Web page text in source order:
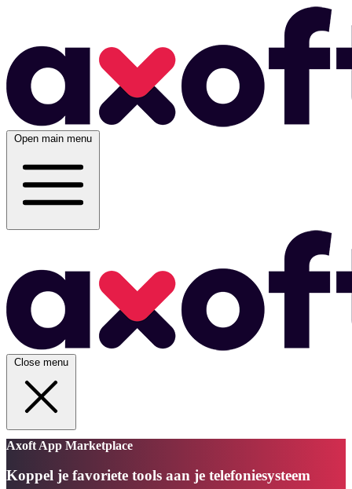
Open main menu
Close menu
Axoft App Marketplace
Koppel je favoriete tools aan je telefoniesysteem